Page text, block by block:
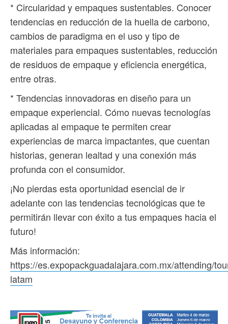
* Circularidad y empaques sustentables. Conocer
tendencias en reducción de la huella de carbono,
cambios de paradigma en el uso y tipo de
materiales para empaques sustentables, reducción
de residuos de empaque y eficiencia energética,
entre otras.
* Tendencias innovadoras en diseño para un
empaque experiencial. Cómo nuevas tecnologías
aplicadas al empaque te permiten crear
experiencias de marca impactantes, que cuentan
historias, generan lealtad y una conexión más
profunda con el consumidor.
¡No pierdas esta oportunidad esencial de ir
adelante con las tendencias tecnológicas que te
permitirán llevar con éxito a tus empaques hacia el
futuro!
Más información:
https://es.expopackguadalajara.com.mx/attending/
latam